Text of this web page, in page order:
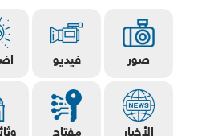
صور فيديو
الأخبار مفتاح